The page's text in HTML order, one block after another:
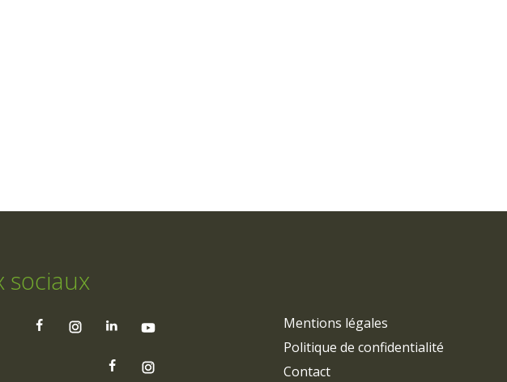
sociaux
Mentions légales
Politique de confidentialité
Contact